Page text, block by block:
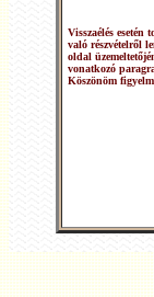
Visszaélés
való részvételről
oldal
vonatkozó
Köszönöm